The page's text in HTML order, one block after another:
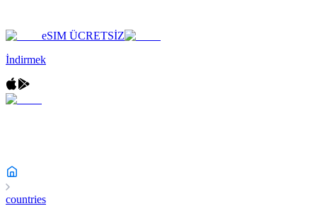
eSIM ÜCRETSİZ
İndirmek
countries